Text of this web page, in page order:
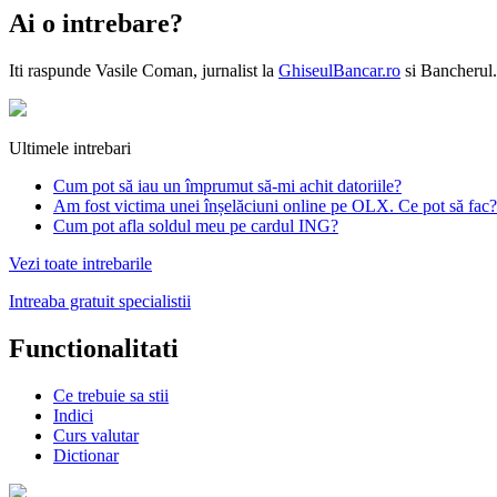
Ai o intrebare?
Iti raspunde Vasile Coman, jurnalist la GhiseulBancar.ro si
Ultimele intrebari
Cum pot să iau un împrumut să-mi achit datoriile?
Am fost victima unei înșelăciuni online pe OLX. Ce pot să fac?
Cum pot afla soldul meu pe cardul ING?
Vezi toate intrebarile
Intreaba gratuit specialistii
Functionalitati
Ce trebuie sa stii
Indici
Curs valutar
Dictionar